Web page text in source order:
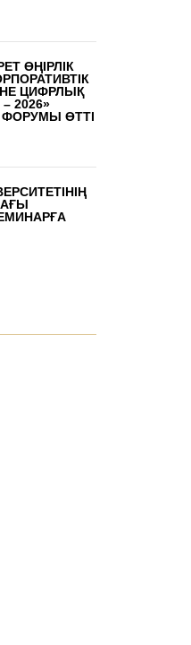
ӨҢІРЛІК
ЦИФРЛЫҚ
2026»
ӨТТІ